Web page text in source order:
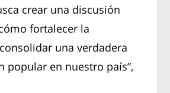
crear una discusión
fortalecer la
una verdadera
popular en nuestro país”,